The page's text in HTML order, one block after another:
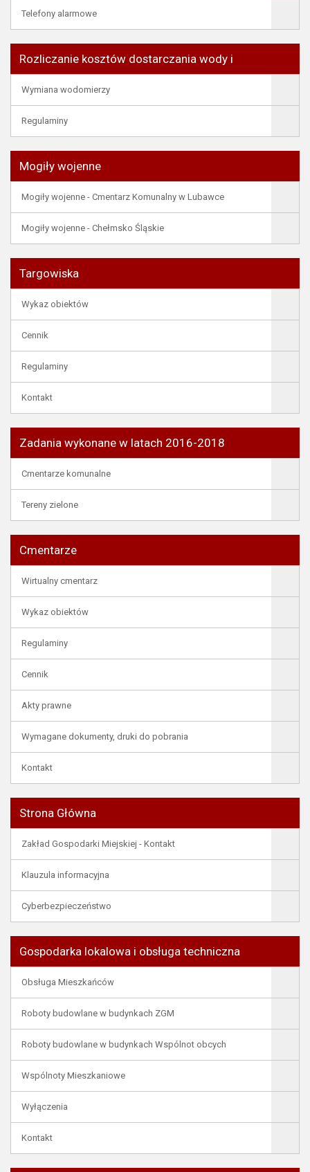
Telefony alarmowe
Rozliczanie kosztów dostarczania wody i
Wymiana wodomierzy
Regulaminy
Mogiły wojenne
Mogiły wojenne - Cmentarz Komunalny w Lubawce
Mogiły wojenne - Chełmsko Śląskie
Targowiska
Wykaz obiektów
Cennik
Regulaminy
Kontakt
Zadania wykonane w latach 2016-2018
Cmentarze komunalne
Tereny zielone
Cmentarze
Wirtualny cmentarz
Wykaz obiektów
Regulaminy
Cennik
Akty prawne
Wymagane dokumenty, druki do pobrania
Kontakt
Strona Główna
Zakład Gospodarki Miejskiej - Kontakt
Klauzula informacyjna
Cyberbezpieczeństwo
Gospodarka lokalowa i obsługa techniczna
Obsługa Mieszkańców
Roboty budowlane w budynkach ZGM
Roboty budowlane w budynkach Wspólnot obcych
Wspólnoty Mieszkaniowe
Wyłączenia
Kontakt